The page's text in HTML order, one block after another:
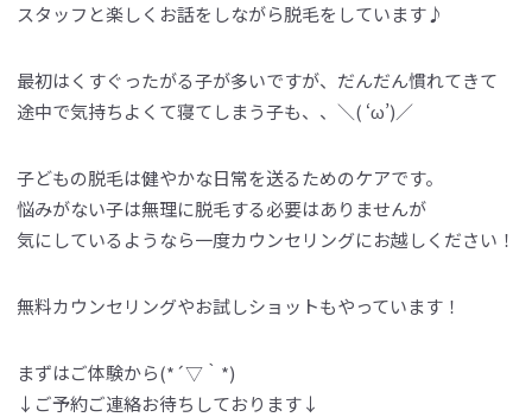
スタッフと楽しくお話をしながら脱毛をしています♪
最初はくすぐったがる子が多いですが、だんだん慣れてきて
途中で気持ちよくて寝てしまう子も、、＼( ‘ω’)／
子どもの脱毛は健やかな日常を送るためのケアです。
悩みがない子は無理に脱毛する必要はありませんが
気にしているようなら一度カウンセリングにお越しください！
無料カウンセリングやお試しショットもやっています！
まずはご体験から(*´▽｀*)
↓ご予約ご連絡お待ちしております↓